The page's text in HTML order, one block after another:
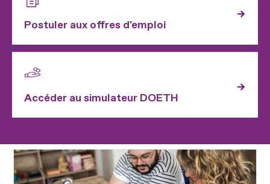
Postuler aux offres d'emploi
Accéder au simulateur DOETH
Fichier